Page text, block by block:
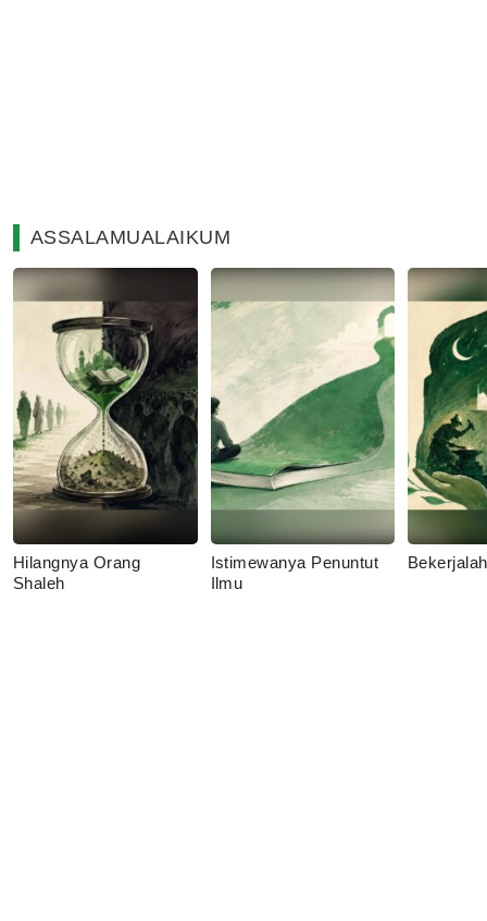
ASSALAMUALAIKUM
Hilangnya Orang
Shaleh
Istimewanya Penuntut
Ilmu
Bekerjalah